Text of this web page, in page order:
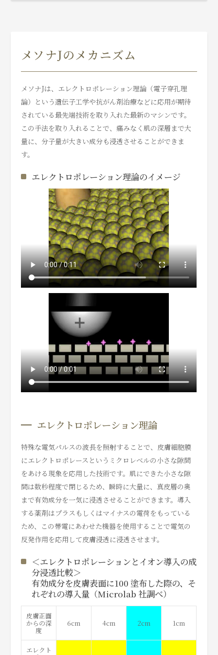
メソナJのメカニズム
メソナJは、エレクトロポレーション理論（電子穿孔理
論）という遺伝子工学や抗がん剤治療などに応用が期待
されている最先端技術を取り入れた最新のマシンです。
この手法を取り入れることで、痛みなく肌の深層まで大
量に、分子量が大きい成分も浸透させることができま
す。
エレクトロポレーション理論のイメージ
エレクトロポレーション理論
特殊な電気パルスの波⻑を照射することで、皮膚細胞膜
にエレクトロポレースというミクロレベルの小さな隙間
をあける現象を応用した技術です。肌にできた小さな隙
間は数秒程度で閉じるため、瞬時に大量に、真皮層の奥
まで有効成分を一気に浸透させることができます。導入
する薬剤はプラスもしくはマイナスの電荷をもっている
ため、この帯電にあわせた機器を使用することで電気の
反発作用を応用して皮膚浸透に浸透させます。
＜エレクトロポレーションとイオン導入の成
分浸透比較＞
有効成分を皮膚表面に100 塗布した際の、そ
れぞれの導入量（Microlab 社調べ）
皮膚正面
からの深
度
6cm 4cm 2cm 1cm
エレクト